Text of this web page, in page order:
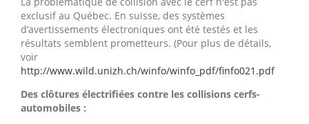
exclusif au Québec. En suisse, des systèmes
d’avertissements électroniques ont été testés et les
résultats semblent prometteurs. (Pour plus de détails,
voir
http://www.wild.unizh.ch/winfo/winfo_pdf/finfo021.pdf
Des clôtures électrifiées contre les collisions cerfs-
automobiles :